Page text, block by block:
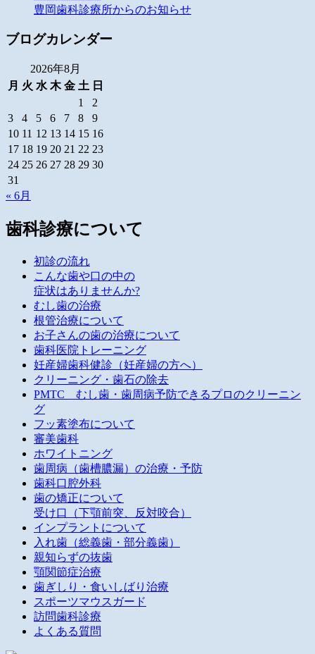
豊岡歯科診療所からのお知らせ
ブログカレンダー
2026年8月
月 火 水 木 金 土 日
1
2
3
4 5 6 7 8
9
10 11 12 13 14 15 16
17 18 19 20 21 22 23
24 25 26 27 28 29 30
31
« 6月
歯科診療について
初診の流れ
こんな歯や口の中の
症状はありませんか?
むし歯の治療
根管治療について
お子さんの歯の治療について
歯科医院トレーニング
妊産婦歯科健診（妊産婦の方へ）
クリーニング・歯石の除去
PMTC むし歯・歯周病予防できるプロのクリーニン
グ
フッ素塗布について
審美歯科
ホワイトニング
歯周病（歯槽膿漏）の治療・予防
歯科口腔外科
歯の矯正について
受け口（下顎前突、反対咬合）
インプラントについて
入れ歯（総義歯・部分義歯）
親知らずの抜歯
顎関節症治療
歯ぎしり・食いしばり治療
スポーツマウスガード
訪問歯科診療
よくある質問